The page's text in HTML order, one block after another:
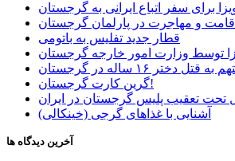
برای سفر اتباع ایرانی به گرجستان
و مهاجرت در پارلمان گرجستان
قطار جدید تفلیس به باتومی
توسط وزارت امور خارجه گرجستان
۱۶ ساله در گرجستان
گرین کارت گرجستان!
تحت تعقیب پلیس گرجستان در ایران
آشنایی با غذاهای گرجی (خینکالی)
آخرین دیدگاه ها